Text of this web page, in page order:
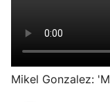
Mikel Gonzalez: